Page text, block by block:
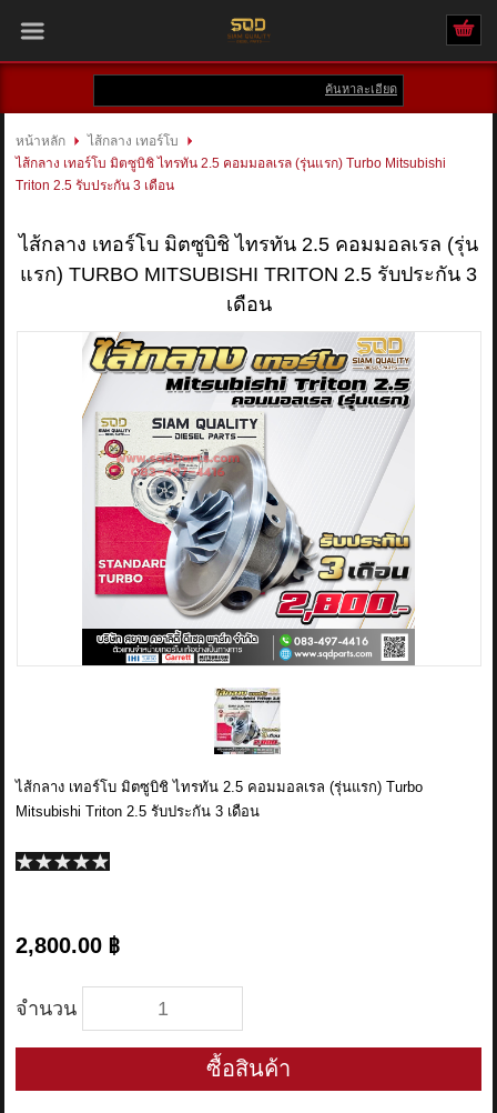
สินค้าที่สนใจ( 0 )
สินค้า
แบรนด์
บัญชีผู้ใช้
ติดต่อเรา
รีวิวลูกค้า
ค้นหาละเอียด
หน้าหลัก
ไส้กลาง เทอร์โบ
ไส้กลาง เทอร์โบ มิตซูบิชิ ไทรทัน 2.5 คอมมอลเรล (รุ่นแรก) Turbo Mitsubishi
Triton 2.5 รับประกัน 3 เดือน
ไส้กลาง เทอร์โบ มิตซูบิชิ ไทรทัน 2.5 คอมมอลเรล (รุ่น
แรก) TURBO MITSUBISHI TRITON 2.5 รับประกัน 3
เดือน
ไส้กลาง เทอร์โบ มิตซูบิชิ ไทรทัน 2.5 คอมมอลเรล (รุ่นแรก) Turbo
Mitsubishi Triton 2.5 รับประกัน 3 เดือน
2,800.00 ฿
จำนวน
ซื้อสินค้า